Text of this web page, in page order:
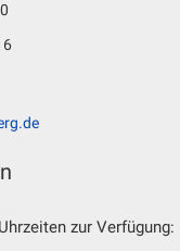
zur Verfügung: